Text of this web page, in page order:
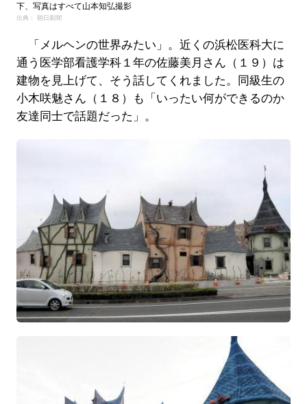
下、写真はすべて山本知弘撮影
出典： 朝日新聞
「メルヘンの世界みたい」。近くの浜松医科大に
通う医学部看護学科１年の佐藤美月さん（１９）は
建物を見上げて、そう話してくれました。同級生の
小木咲魅さん（１８）も「いったい何ができるのか
友達同士で話題だった」。